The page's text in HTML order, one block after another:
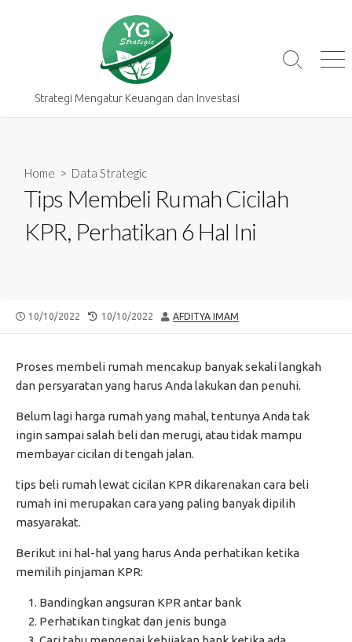
Strategi Mengatur Keuangan dan Investasi
Search
Home > Data Strategic
Tips Membeli Rumah Cicilah
KPR, Perhatikan 6 Hal Ini
PUBLISHED
10/10/2022
LAST
10/10/2022 AUTHOR
AFDITYA IMAM
Proses membeli rumah mencakup banyak sekali langkah
dan persyaratan yang harus Anda lakukan dan penuhi.
Belum lagi harga rumah yang mahal, tentunya Anda tak
ingin sampai salah beli dan merugi, atau tidak mampu
membayar cicilan di tengah jalan.
tips beli rumah lewat cicilan KPR dikarenakan cara beli
rumah ini merupakan cara yang paling banyak dipilih
masyarakat.
Berikut ini hal-hal yang harus Anda perhatikan ketika
memilih pinjaman KPR:
Bandingkan angsuran KPR antar bank
Perhatikan tingkat dan jenis bunga